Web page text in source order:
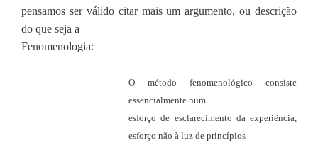
pensamos ser válido citar mais um argumento, ou descrição
do que seja a
Fenomenologia:
O método fenomenológico consiste
essencialmente num
esforço de esclarecimento da experiência,
esforço não à luz de princípios